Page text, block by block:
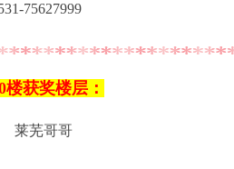
75627999
楼获奖楼层：
莱芜哥哥